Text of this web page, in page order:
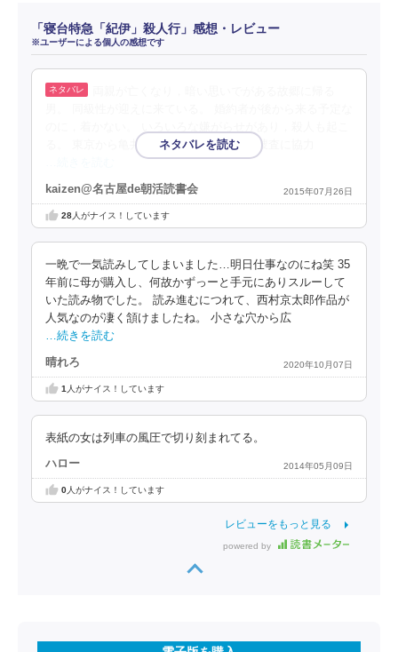
「寝台特急「紀伊」殺人行」感想・レビュー
※ユーザーによる個人の感想です
る。 東京から亀井刑事と小川刑事が来て捜査に協力
kaizen@名古屋de朝活読書会 2015年07月26日
28人がナイス！しています
一晩で一気読みしてしまいました…明日仕事なのにね笑 35
年前に母が購入し、何故かずっーと手元にありスルーして
いた読み物でした。 読み進むにつれて、西村京太郎作品が
人気なのが凄く頷けましたね。 小さな穴から広
…続きを読む
晴れろ 2020年10月07日
1 人がナイス！しています
表紙の女は列車の風圧で切り刻まれてる。
ハロー 2014年05月09日
0人がナイス！しています
レビューをもっと見る
powered by